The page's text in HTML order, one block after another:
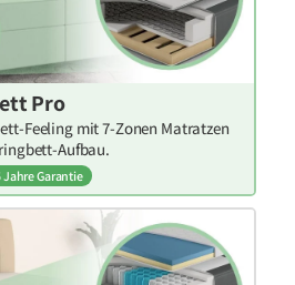
Pro
Feeling mit 7-Zonen Matratzen
Aufbau.
Jahre Garantie